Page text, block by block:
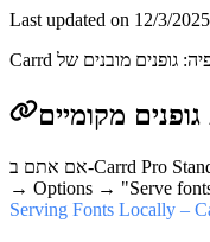
Last updated on 12/3/2025
אם אתם ב-Carrd Pro Standard או יותר, תוכלו להפעיל "הגשת גופנים מקומית" כך ש-Carrd תארח את קבצי הגופנים ישירות באתר שלכם במקום למשוך אותם מ-API של Google Fonts. זה נעשה דרך Publish → Settings
Serving Fonts Locally –